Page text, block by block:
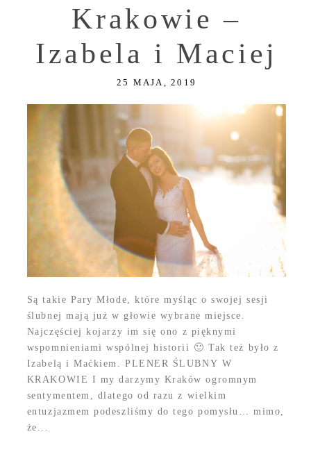
Krakowie –
Izabela i Maciej
25 MAJA, 2019
Są takie Pary Młode, które myśląc o swojej sesji
ślubnej mają już w głowie wybrane miejsce.
Najczęściej kojarzy im się ono z pięknymi
wspomnieniami wspólnej historii 🙂 Tak też było z
Izabelą i Maćkiem. PLENER ŚLUBNY W
KRAKOWIE I my darzymy Kraków ogromnym
sentymentem, dlatego od razu z wielkim
entuzjazmem podeszliśmy do tego pomysłu… mimo,
że...